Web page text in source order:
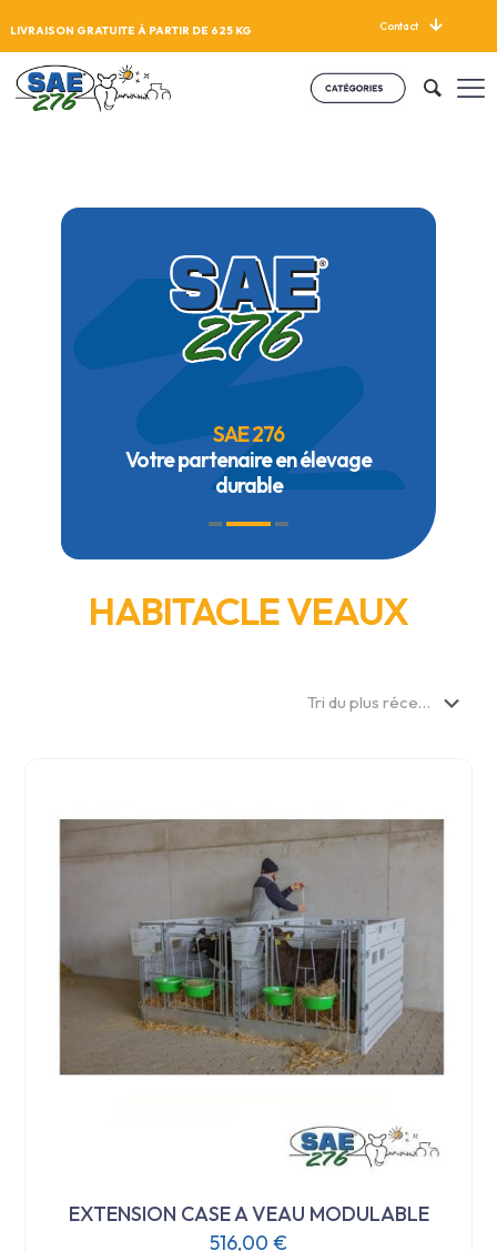
LIVRAISON GRATUITE À PARTIR DE 625 KG Contact
SAE 276
Votre partenaire en élevage
durable
HABITACLE VEAUX
EXTENSION CASE A VEAU MODULABLE
516,00 €